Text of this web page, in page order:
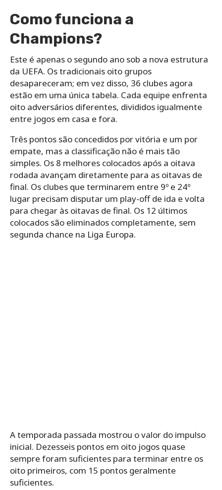
Como funciona a
Champions?
Este é apenas o segundo ano sob a nova estrutura
da UEFA. Os tradicionais oito grupos
desapareceram; em vez disso, 36 clubes agora
estão em uma única tabela. Cada equipe enfrenta
oito adversários diferentes, divididos igualmente
entre jogos em casa e fora.
Três pontos são concedidos por vitória e um por
empate, mas a classificação não é mais tão
simples. Os 8 melhores colocados após a oitava
rodada avançam diretamente para as oitavas de
final. Os clubes que terminarem entre 9º e 24º
lugar precisam disputar um play-off de ida e volta
para chegar às oitavas de final. Os 12 últimos
colocados são eliminados completamente, sem
segunda chance na Liga Europa.
A temporada passada mostrou o valor do impulso
inicial. Dezesseis pontos em oito jogos quase
sempre foram suficientes para terminar entre os
oito primeiros, com 15 pontos geralmente
suficientes.